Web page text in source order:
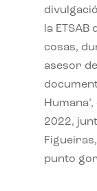
la
cosas,
asesor
2022,
punto